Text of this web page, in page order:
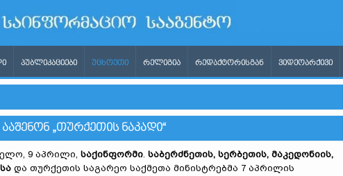
ᲞᲣᲑᲚᲘᲙᲐᲪᲘᲔᲑᲘ ᲣᲪᲮᲝᲔᲗᲘ ᲠᲔᲚᲘᲒᲘᲐ ᲠᲔᲓᲐᲥᲢᲝᲠᲘᲡᲒᲐᲜ ᲕᲘᲓᲔᲝᲐᲠᲥᲘᲕᲘ
„ᲗᲣᲠᲥᲔᲗᲘᲡ ᲜᲐᲙᲐᲓᲘ“
9 აპრილი, საქინფორმი. საბერძნეთის, სერბეთის, მაკედონიის,
და თურქეთის საგარეო საქმეთა მინისტრებმა 7 აპრილის